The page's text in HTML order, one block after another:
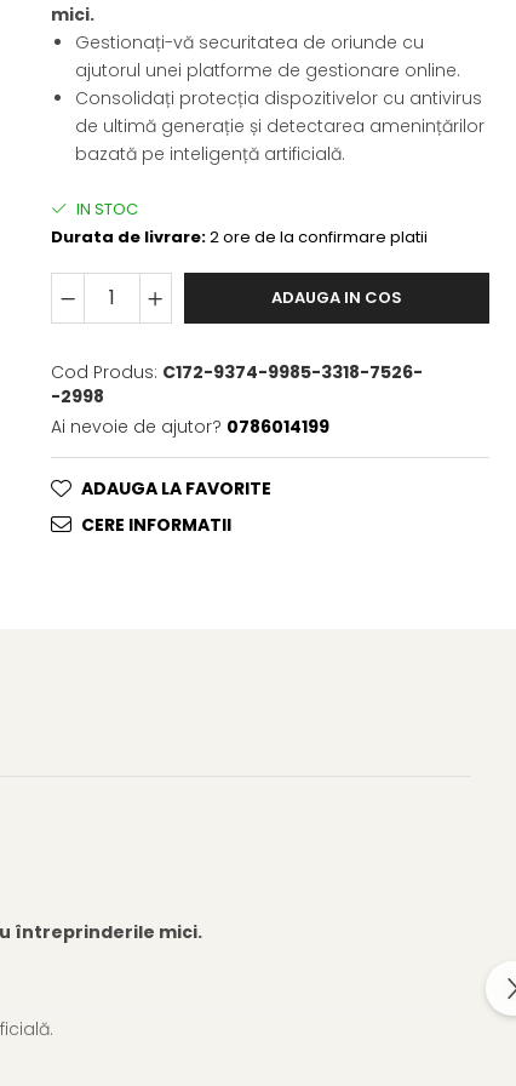
mici.
Gestionați-vă securitatea de oriunde cu
ajutorul unei platforme de gestionare online.
Consolidați protecția dispozitivelor cu antivirus
de ultimă generație și detectarea amenințărilor
bazată pe inteligență artificială.
IN STOC
Durata de livrare:2 ore de la confirmare platii
ADAUGA IN COS
Cod Produs: C172-9374-9985-3318-7526-
-2998
Ai nevoie de ajutor? 0786014199
ADAUGA LA FAVORITE
CERE INFORMATII
întreprinderile mici.